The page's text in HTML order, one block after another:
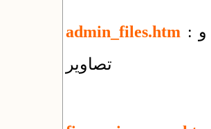
admin_files.htm : راهنمای مدیریت پوشه‌ها و فایل‌ها + کاهش حجم فایل ها و
تصاویر